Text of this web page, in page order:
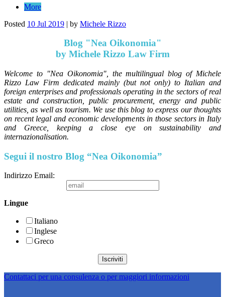
More
Posted 10 Jul 2019 | by Michele Rizzo
Blog "Nea Oikonomia"
by Michele Rizzo Law Firm
Welcome to "Nea Oikonomia", the multilingual blog of Michele
Rizzo Law Firm dedicated mainly (but not only) to Italian and
foreign enterprises and professionals operating in the sectors of real
estate and construction, public procurement, energy and public
utilities, as well as tourism. We use this blog to express our thoughts
on recent legal and economic developments in those sectors in Italy
and Greece, keeping a close eye on sustainability and
internazionalisation.
Segui il nostro Blog “Nea Oikonomia”
Indirizzo Email:
Lingue
Italiano
Inglese
Greco
Contattaci per una consulenza o per maggiori informazioni